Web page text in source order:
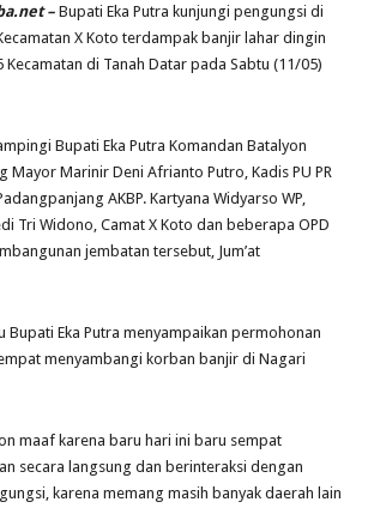
– Bupati Eka Putra kunjungi pengungsi di
X Koto terdampak banjir lahar dingin
Kecamatan di Tanah Datar pada Sabtu (11/05)
Bupati Eka Putra Komandan Batalyon
Mayor Marinir Deni Afrianto Putro, Kadis PU PR
AKBP. Kartyana Widyarso WP,
Tri Widono, Camat X Koto dan beberapa OPD
jembatan tersebut, Jum’at
Bupati Eka Putra menyampaikan permohonan
menyambangi korban banjir di Nagari
maaf karena baru hari ini baru sempat
secara langsung dan berinteraksi dengan
karena memang masih banyak daerah lain